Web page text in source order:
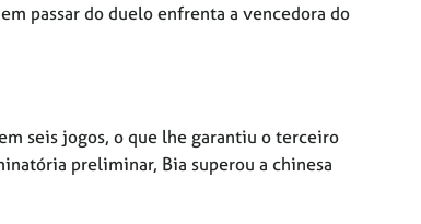
passar do duelo enfrenta a vencedora do
seis jogos, o que lhe garantiu o terceiro
preliminar, Bia superou a chinesa